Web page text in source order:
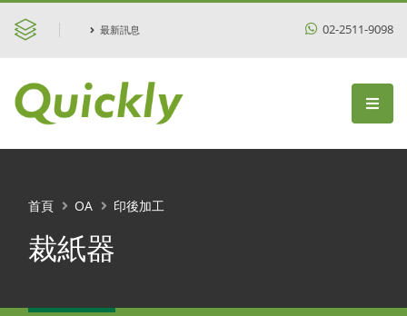
最新訊息 02-2511-9098
裁紙器
首頁 OA 印後加工